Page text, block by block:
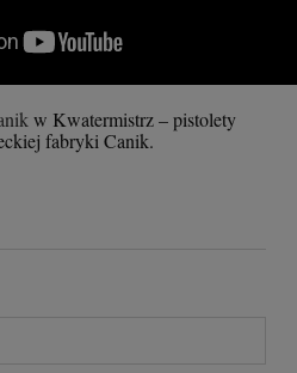
w Kwatermistrz – pistolety
fabryki Canik.